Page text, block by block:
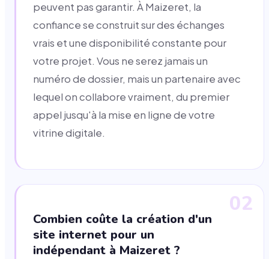
peuvent pas garantir. À Maizeret, la
confiance se construit sur des échanges
vrais et une disponibilité constante pour
votre projet. Vous ne serez jamais un
numéro de dossier, mais un partenaire avec
lequel on collabore vraiment, du premier
appel jusqu'à la mise en ligne de votre
vitrine digitale.
02
Combien coûte la création d'un
site internet pour un
indépendant à Maizeret ?